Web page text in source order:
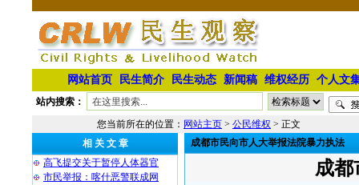
网站首页 民生简介 民生动态 新闻稿 维权经历 个人文
站内搜索：
您当前所在的位置： 网站主页 > 公民维权 > 正文
相 关 文 章
高飞提交关于暂停人体器官
市民举报：喀什恶警联成网
成都市民向市人大举报法院暴力执法
成